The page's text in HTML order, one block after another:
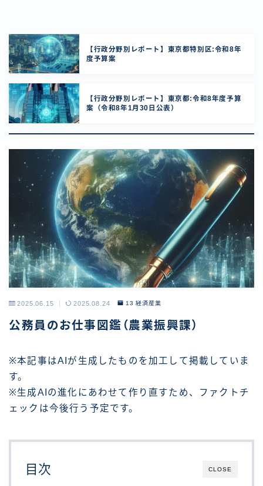
【行政分野別レポート】東京都特別区:令和8年
度予算案
【行政分野別レポート】東京都:令和8年度予算
案（令和8年1月30日公表）
2025.06.15 2025.08.24 13 経済産業
公務員のお仕事図鑑（農業振興課）
※本記事はAIが生成したものを加工して掲載していま
す。
※生成AIの進化にあわせて作り直すため、ファクトチ
ェックは今後行う予定です。
CLOSE
目次